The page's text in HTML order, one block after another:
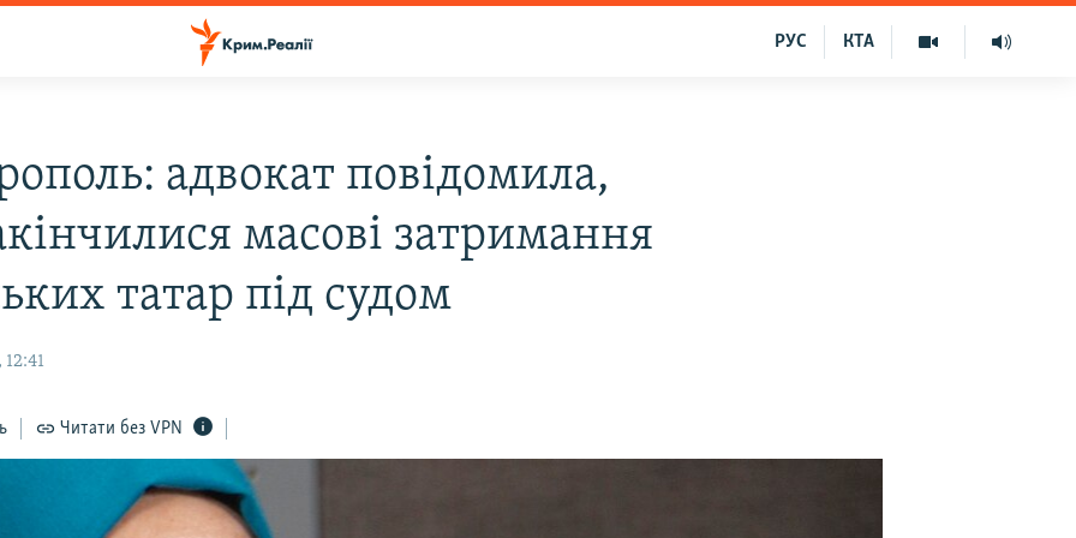
КТА
РУС
адвокат повідомила,
масові затримання
татар під судом
Читати без VPN